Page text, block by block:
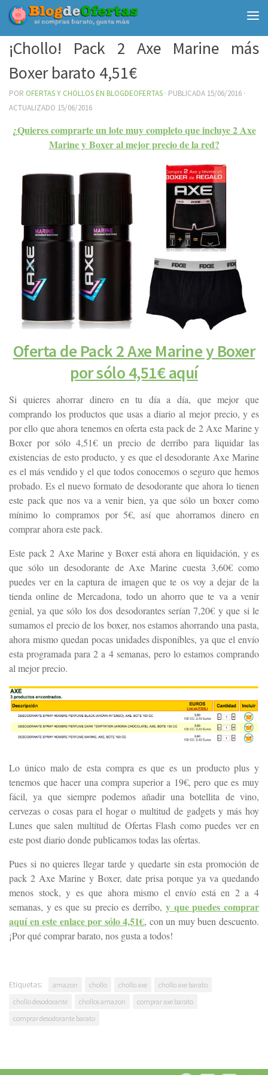
Debajo del contenido
¡Chollo! Pack 2 Axe Marine más
Boxer barato 4,51€
POR OFERTAS Y CHOLLOS EN BLOGDEOFERTAS · PUBLICADA 15/06/2016 ·
ACTUALIZADO 15/06/2016
¿Quieres comprarte un lote muy completo que incluye 2 Axe
Marine y Boxer al mejor precio de la red?
Oferta de Pack 2 Axe Marine y Boxer
por sólo 4,51€ aquí
Si quieres ahorrar dinero en tu día a día, que mejor que
comprando los productos que usas a diario al mejor precio, y es
por ello que ahora tenemos en oferta esta pack de 2 Axe Marine y
Boxer por sólo 4,51€ un precio de derribo para liquidar las
existencias de esto producto, y es que el desodorante Axe Marine
es el más vendido y el que todos conocemos o seguro que hemos
probado. Es el nuevo formato de desodorante que ahora lo tienen
este pack que nos va a venir bien, ya que sólo un boxer como
mínimo lo compramos por 5€, así que ahorramos dinero en
comprar ahora este pack.
Este pack 2 Axe Marine y Boxer está ahora en liquidación, y es
que sólo un desodorante de Axe Marine cuesta 3,60€ como
puedes ver en la captura de imagen que te os voy a dejar de la
tienda online de Mercadona, todo un ahorro que te va a venir
genial, ya que sólo los dos desodorantes serían 7,20€ y que si le
sumamos el precio de los boxer, nos estamos ahorrando una pasta,
ahora mismo quedan pocas unidades disponibles, ya que el envío
esta programada para 2 a 4 semanas, pero lo estamos comprando
al mejor precio.
Lo único malo de esta compra es que es un producto plus y
tenemos que hacer una compra superior a 19€, pero que es muy
fácil, ya que siempre podemos añadir una botellita de vino,
cervezas o cosas para el hogar o multitud de gadgets y más hoy
Lunes que salen multitud de Ofertas Flash como puedes ver en
este post diario donde publicamos todas las ofertas.
Pues si no quieres llegar tarde y quedarte sin esta promoción de
pack 2 Axe Marine y Boxer, date prisa porque ya va quedando
menos stock, y es que ahora mismo el envío está en 2 a 4
semanas, y es que su precio es derribo, y que puedes comprar
aquí en este enlace por sólo 4,51€, con un muy buen descuento.
¡Por qué comprar barato, nos gusta a todos!
Etiquetas: amazon chollo chollo axe
chollo axe barato
chollo desodorante
chollos amazon
comprar axe barato
comprar desodorante barato